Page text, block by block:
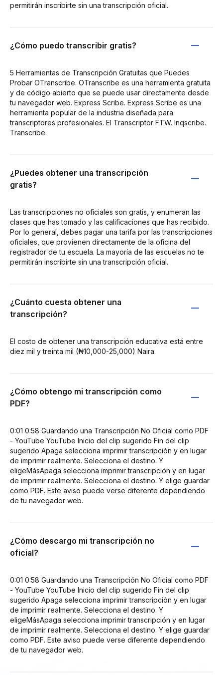
permitirán inscribirte sin una transcripción oficial.
¿Cómo puedo transcribir gratis?
5 Herramientas de Transcripción Gratuitas que Puedes
Probar OTranscribe. OTranscribe es una herramienta gratuita
y de código abierto que se puede usar directamente desde
tu navegador web. Express Scribe. Express Scribe es una
herramienta popular de la industria diseñada para
transcriptores profesionales. El Transcriptor FTW. Inqscribe.
Transcribe.
¿Puedes obtener una transcripción
gratis?
Las transcripciones no oficiales son gratis, y enumeran las
clases que has tomado y las calificaciones que has recibido.
Por lo general, debes pagar una tarifa por las transcripciones
oficiales, que provienen directamente de la oficina del
registrador de tu escuela. La mayoría de las escuelas no te
permitirán inscribirte sin una transcripción oficial.
¿Cuánto cuesta obtener una
transcripción?
El costo de obtener una transcripción educativa está entre
diez mil y treinta mil (₦10,000-25,000) Naira.
¿Cómo obtengo mi transcripción como
PDF?
0:01 0:58 Guardando una Transcripción No Oficial como PDF
- YouTube YouTube Inicio del clip sugerido Fin del clip
sugerido Apaga selecciona imprimir transcripción y en lugar
de imprimir realmente. Selecciona el destino. Y
eligeMásApaga selecciona imprimir transcripción y en lugar
de imprimir realmente. Selecciona el destino. Y elige guardar
como PDF. Este aviso puede verse diferente dependiendo
de tu navegador web.
¿Cómo descargo mi transcripción no
oficial?
0:01 0:58 Guardando una Transcripción No Oficial como PDF
- YouTube YouTube Inicio del clip sugerido Fin del clip
sugerido Apaga selecciona imprimir transcripción y en lugar
de imprimir realmente. Selecciona el destino. Y
eligeMásApaga selecciona imprimir transcripción y en lugar
de imprimir realmente. Selecciona el destino. Y elige guardar
como PDF. Este aviso puede verse diferente dependiendo
de tu navegador web.